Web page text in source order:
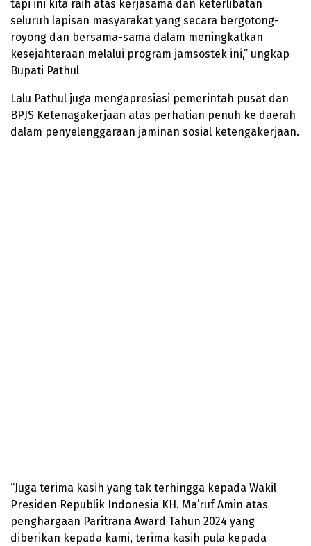
tapi ini kita raih atas kerjasama dan keterlibatan
seluruh lapisan masyarakat yang secara bergotong-
royong dan bersama-sama dalam meningkatkan
kesejahteraan melalui program jamsostek ini,” ungkap
Bupati Pathul
Lalu Pathul juga mengapresiasi pemerintah pusat dan
BPJS Ketenagakerjaan atas perhatian penuh ke daerah
dalam penyelenggaraan jaminan sosial ketengakerjaan.
“Juga terima kasih yang tak terhingga kepada Wakil
Presiden Republik Indonesia KH. Ma’ruf Amin atas
penghargaan Paritrana Award Tahun 2024 yang
diberikan kepada kami, terima kasih pula kepada